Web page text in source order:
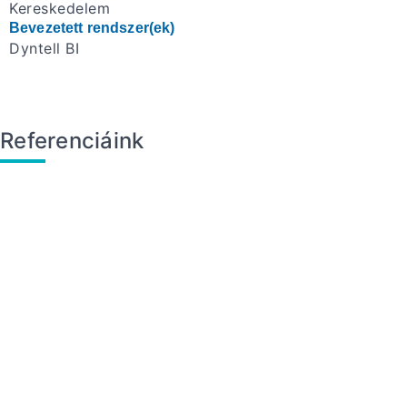
Kereskedelem
Bevezetett rendszer(ek)
Dyntell BI
Referenciáink